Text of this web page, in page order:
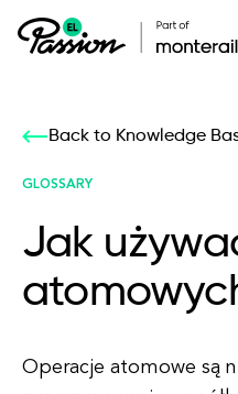
Back to Knowledge
GLOSSARY
Jak
Operacje atomowe są